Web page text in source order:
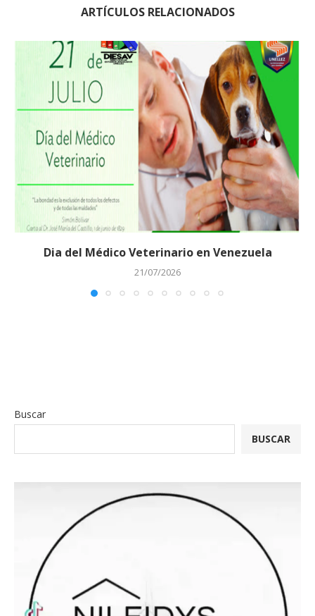
ARTÍCULOS RELACIONADOS
Dia del Médico Veterinario en Venezuela
21/07/2026
Buscar
BUSCAR